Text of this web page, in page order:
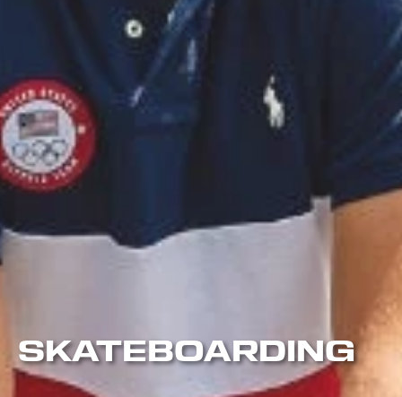
SKATEBOARDING